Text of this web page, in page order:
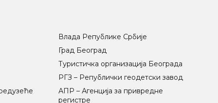
Влада Републике Србије
Град Београд
Туристичка организација Београда
РГЗ – Републички геодетски завод
АПР – Агенција за привредне
регистре